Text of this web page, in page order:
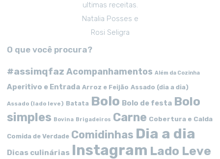
ultimas receitas.
Natalia Posses e
Rosi Seligra
O que você procura?
#assimqfaz Acompanhamentos Além da Cozinha
Aperitivo e Entrada Arroz e Feijão Assado (dia a dia)
Assado (lado leve) Batata Bolo Bolo de festa Bolo
simples Bovina Brigadeiros Carne Cobertura e Calda
Comida de Verdade Comidinhas Dia a dia
Dicas culinárias Instagram Lado Leve